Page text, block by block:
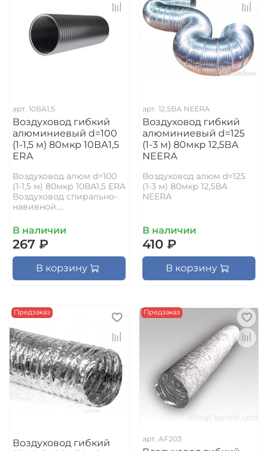
арт. 10ВА1,5
Воздуховод гибкий
алюминиевый d=100
(1-1,5 м) 80мкр 10ВА1,5
ERA
Воздуховод алюм d=100
(1-1,5 м) 80мкр 10ВА1,5 ERA
Воздуховод спирально-
навивной....
В наличии
267 ₽
В корзину
арт. 12,5ВА NEERA
Воздуховод гибкий
алюминиевый d=125
(1-3 м) 80мкр 12,5ВА
NEERA
Воздуховод алюм d=125
(1-3 м) 80мкр 12,5ВА
NEERA
В наличии
410 ₽
В корзину
Предзаказ
Воздуховод гибкий
Предзаказ
арт. AF203